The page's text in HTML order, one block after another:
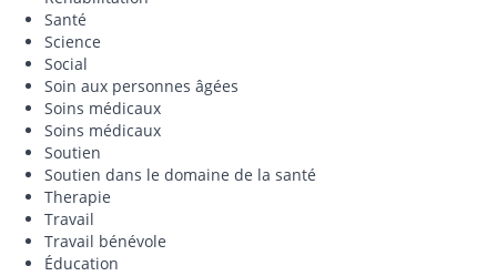
Santé
Science
Social
Soin aux personnes âgées
Soins médicaux
Soins médicaux
Soutien
Soutien dans le domaine de la santé
Therapie
Travail
Travail bénévole
Éducation